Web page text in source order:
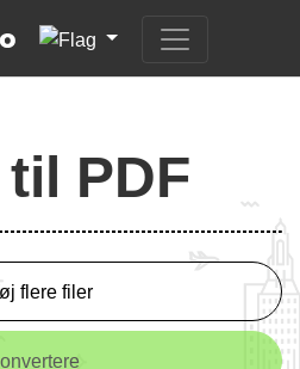
til PDF
flere filer